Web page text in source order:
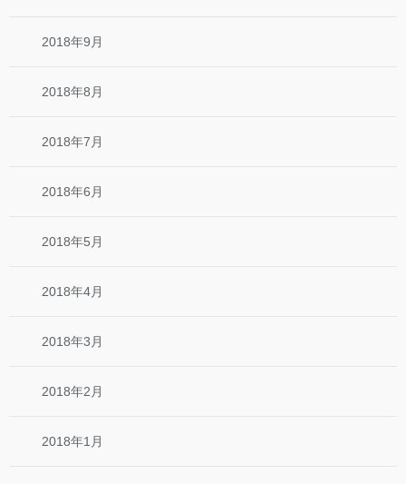
2018年9月
2018年8月
2018年7月
2018年6月
2018年5月
2018年4月
2018年3月
2018年2月
2018年1月